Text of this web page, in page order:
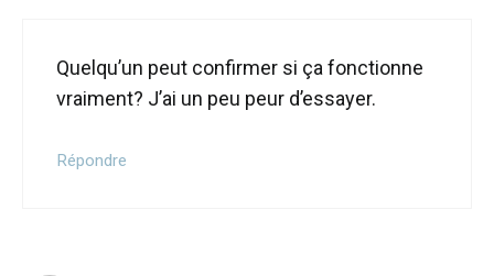
Quelqu’un peut confirmer si ça fonctionne
vraiment? J’ai un peu peur d’essayer.
Répondre